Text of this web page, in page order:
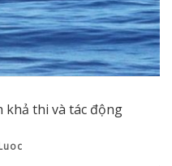
khả thi và tác động